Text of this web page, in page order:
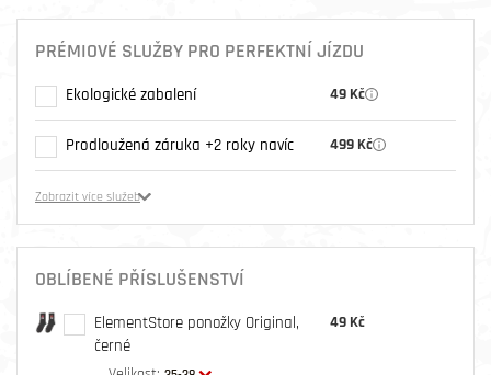
PRÉMIOVÉ SLUŽBY PRO PERFEKTNÍ JÍZDU
Ekologické zabalení 49 Kč
Prodloužená záruka +2 roky navíc 499 Kč
Zobrazit více služeb
OBLÍBENÉ PŘÍSLUŠENSTVÍ
ElementStore ponožky Original,
černé
49 Kč